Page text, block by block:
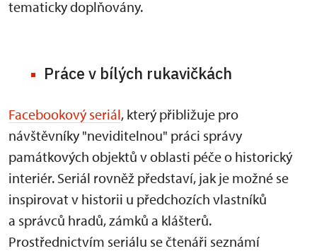
tematicky doplňovány.
Práce v bílých rukavičkách
Facebookový seriál, který přibližuje pro
návštěvníky "neviditelnou" práci správy
památkových objektů v oblasti péče o historický
interiér. Seriál rovněž představí, jak je možné se
inspirovat v historii u předchozích vlastníků
a správců hradů, zámků a klášterů.
Prostřednictvím seriálu se čtenáři seznámí